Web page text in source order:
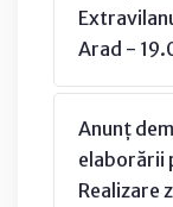
Arad -
Anunț
elaborării
Realizare